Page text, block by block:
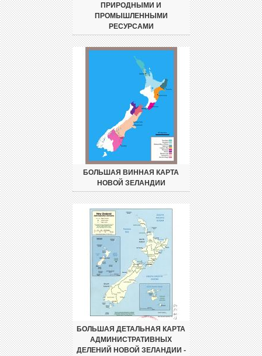
ПРИРОДНЫМИ И
ПРОМЫШЛЕННЫМИ
РЕСУРСАМИ
БОЛЬШАЯ ВИННАЯ КАРТА
НОВОЙ ЗЕЛАНДИИ
БОЛЬШАЯ ДЕТАЛЬНАЯ КАРТА
АДМИНИСТРАТИВНЫХ
ДЕЛЕНИЙ НОВОЙ ЗЕЛАНДИИ -